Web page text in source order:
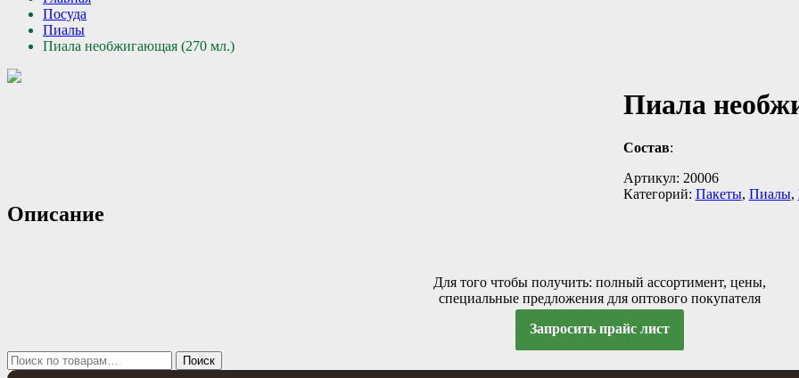
Посуда
Пиалы
Пиала необжигающая (270 мл.)
Пиала
Состав:
Артикул: 20006
Категорий: Пакеты, Пиалы,
Описание
Для того чтобы получить: полный ассортимент, цены,
специальные предложения для оптового покупателя
Запросить прайс лист
Искать:
Поиск